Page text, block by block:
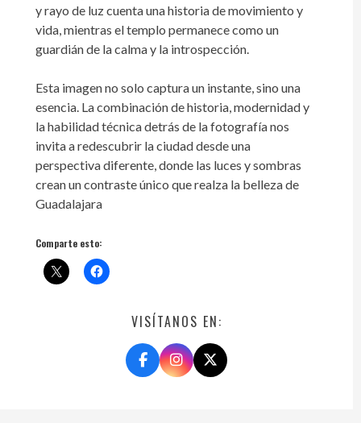
y rayo de luz cuenta una historia de movimiento y
vida, mientras el templo permanece como un
guardián de la calma y la introspección.
Esta imagen no solo captura un instante, sino una
esencia. La combinación de historia, modernidad y
la habilidad técnica detrás de la fotografía nos
invita a redescubrir la ciudad desde una
perspectiva diferente, donde las luces y sombras
crean un contraste único que realza la belleza de
Guadalajara
Comparte esto:
VISÍTANOS EN: